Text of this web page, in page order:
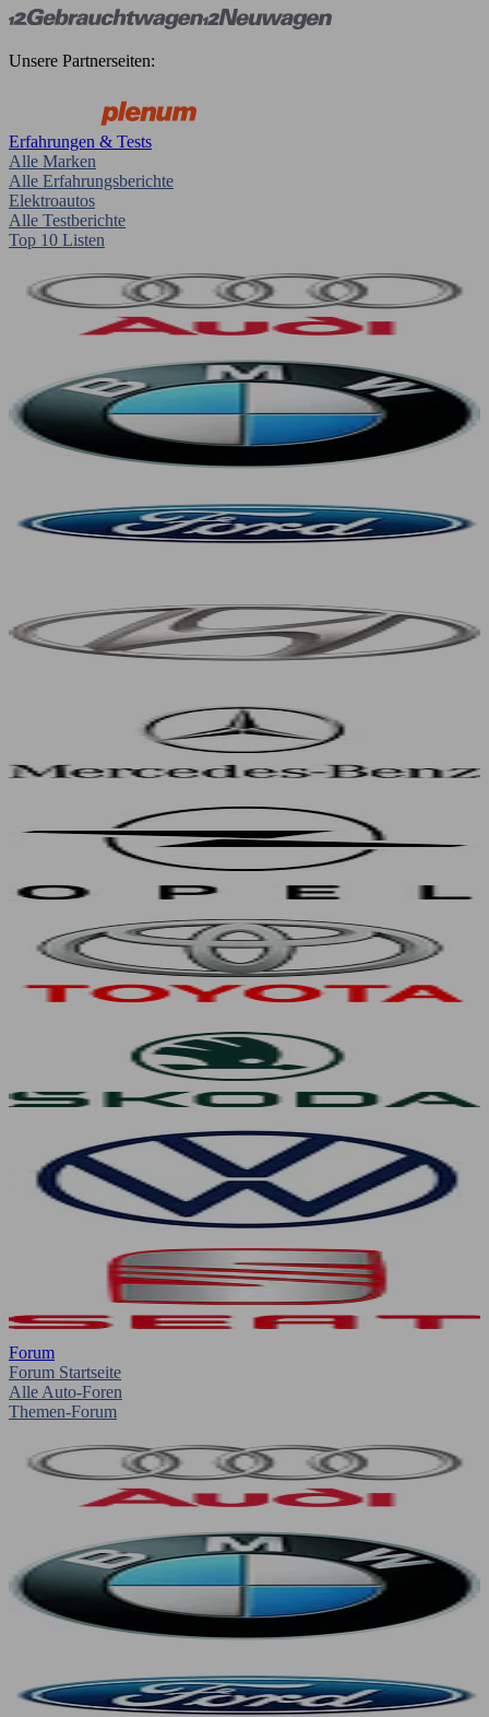
Unsere Partnerseiten:
Erfahrungen & Tests
Alle Marken
Alle Erfahrungsberichte
Elektroautos
Alle Testberichte
Top 10 Listen
Forum
Forum Startseite
Alle Auto-Foren
Themen-Forum